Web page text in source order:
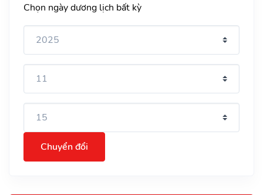
Chọn ngày dương lịch bất kỳ
Chuyển đổi